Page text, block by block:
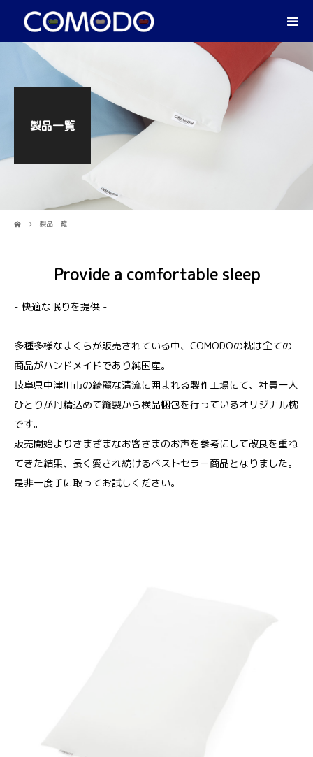
製品一覧
製品一覧
Provide a comfortable sleep
- 快適な眠りを提供 -
多種多様なまくらが販売されている中、COMODOの枕は全ての
商品がハンドメイドであり純国産。
岐阜県中津川市の綺麗な清流に囲まれる製作工場にて、社員一人
ひとりが丹精込めて縫製から検品梱包を行っているオリジナル枕
です。
販売開始よりさまざまなお客さまのお声を参考にして改良を重ね
てきた結果、長く愛され続けるベストセラー商品となりました。
是非一度手に取ってお試しください。